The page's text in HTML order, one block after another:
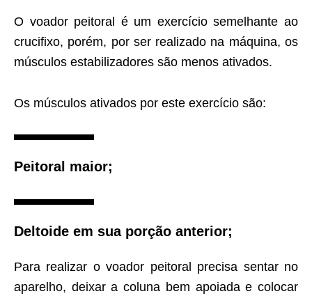
O voador peitoral é um exercício semelhante ao
crucifixo, porém, por ser realizado na máquina, os
músculos estabilizadores são menos ativados.
Os músculos ativados por este exercício são:
Peitoral maior;
Deltoide em sua porção anterior;
Para realizar o voador peitoral precisa sentar no
aparelho, deixar a coluna bem apoiada e colocar